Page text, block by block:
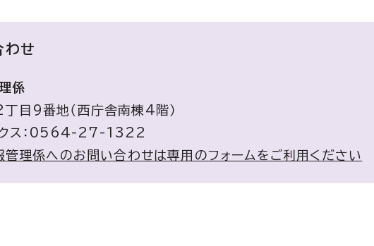
わせ
係
9番地（西庁舎南棟4階）
ス：0564-27-1322
理係へのお問い合わせは専用のフォームをご利用ください